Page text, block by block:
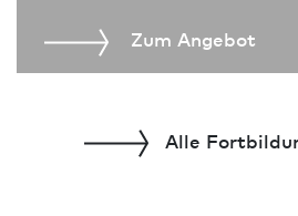
Zum An­ge­bot
Alle